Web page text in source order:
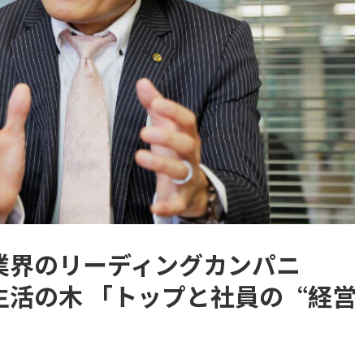
界のリーディングカンパニ
の木 「トップと社員の“経